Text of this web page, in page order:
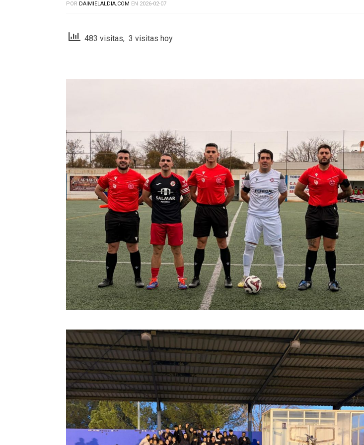
POR DAIMIELALDIA.COM EN 2026-02-07
483 visitas, 3 visitas hoy